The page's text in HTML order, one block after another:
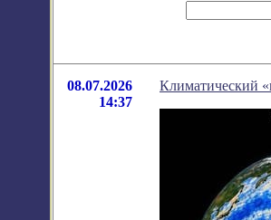
08.07.2026
14:37
Климатический